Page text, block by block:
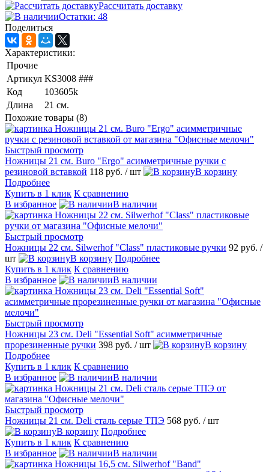
Рассчитать доставку
Остатки: 48
Поделиться
Характеристики:
Прочие
Артикул KS3008 ###
Код
103605k
Длина
21 см.
Похожие товары (8)
Быстрый просмотр
Ножницы 21 см. Buro "Ergo" асимметричные ручки с
резиновой вставкой 118 руб. / шт
В корзину
Подробнее
Купить в 1 клик К сравнению
В избранное
В наличии
Быстрый просмотр
Ножницы 22 см. Silwerhof "Class" пластиковые ручки 92 руб. /
шт
В корзину Подробнее
Купить в 1 клик К сравнению
В избранное
В наличии
Быстрый просмотр
Ножницы 23 см. Deli "Essential Soft" асимметричные
прорезиненные ручки 398 руб. / шт
В корзину
Подробнее
Купить в 1 клик К сравнению
В избранное
В наличии
Быстрый просмотр
Ножницы 21 см. Deli сталь серые ТПЭ 568 руб. / шт
В корзину Подробнее
Купить в 1 клик К сравнению
В избранное
В наличии